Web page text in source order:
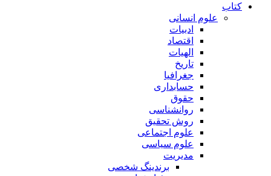
کتاب
علوم انسانی
ادبیات
اقتصاد
الهیات
تاریخ
جغرافیا
حسابداری
حقوق
روانشناسی
روش تحقیق
علوم اجتماعی
علوم سیاسی
مدیریت
برندینگ شخصی